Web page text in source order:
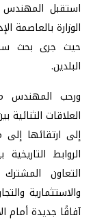
استقبل
الوزارة بالعاصمة
حيث جرى بحث سبل
البلدين.
ورحب المهندس
العلاقات
إلى ارتقائها
الروابط
التعاون
والاستثمارية
آفاقًا جديدة أمام